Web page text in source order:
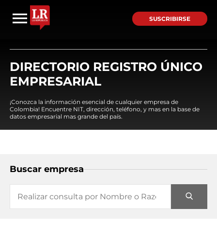
SUSCRIBIRSE
DIRECTORIO REGISTRO ÚNICO
EMPRESARIAL
¡Conozca la información esencial de cualquier empresa de
Colombia! Encuentre NIT, dirección, teléfono, y mas en la base de
datos empresarial mas grande del país.
Buscar empresa